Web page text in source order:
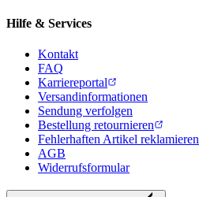
Hilfe & Services
Kontakt
FAQ
Karriereportal
Versandinformationen
Sendung verfolgen
Bestellung retournieren
Fehlerhaften Artikel reklamieren
AGB
Widerrufsformular